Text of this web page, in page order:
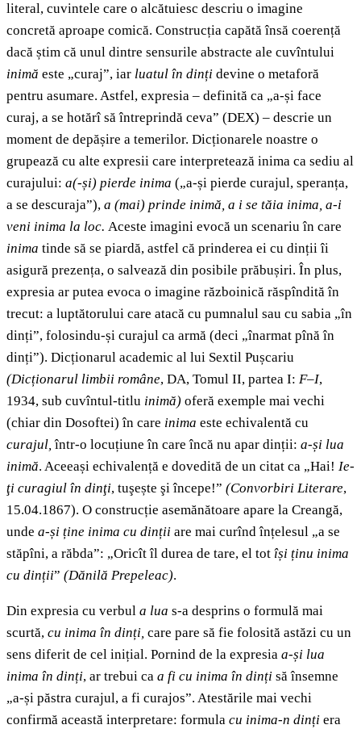
literal, cuvintele care o alcătuiesc descriu o imagine
concretă aproape comică. Construcția capătă însă coerență
dacă știm că unul dintre sensurile abstracte ale cuvîntului
inimă este „curaj”, iar luatul în dinți devine o metaforă
pentru asumare. Astfel, expresia – definită ca „a-și face
curaj, a se hotărî să întreprindă ceva” (DEX) – descrie un
moment de depășire a temerilor. Dicționarele noastre o
grupează cu alte expresii care interpretează inima ca sediu al
curajului: a(-și) pierde inima („a-și pierde curajul, speranța,
a se descuraja”), a (mai) prinde inimă, a i se tăia inima, a-i
veni inima la loc. Aceste imagini evocă un scenariu în care
inima tinde să se piardă, astfel că prinderea ei cu dinții îi
asigură prezența, o salvează din posibile prăbușiri. În plus,
expresia ar putea evoca o imagine războinică răspîndită în
trecut: a luptătorului care atacă cu pumnalul sau cu sabia „în
dinți”, folosindu-și curajul ca armă (deci „înarmat pînă în
dinți”). Dicționarul academic al lui Sextil Pușcariu
(Dicționarul limbii române, DA, Tomul II, partea I: F–I,
1934, sub cuvîntul-titlu inimă) oferă exemple mai vechi
(chiar din Dosoftei) în care inima este echivalentă cu
curajul, într-o locuțiune în care încă nu apar dinții: a-și lua
inimă. Aceeași echivalență e dovedită de un citat ca „Hai! Ie-
ţi curagiul în dinţi, tuşește şi începe!” (Convorbiri Literare,
15.04.1867). O construcție asemănătoare apare la Creangă,
unde a-și ține inima cu dinții are mai curînd înțelesul „a se
stăpîni, a răbda”: „Oricît îl durea de tare, el tot își ținu inima
cu dinții” (Dănilă Prepeleac).
Din expresia cu verbul a lua s-a desprins o formulă mai
scurtă, cu inima în dinți, care pare să fie folosită astăzi cu un
sens diferit de cel inițial. Pornind de la expresia a-și lua
inima în dinți, ar trebui ca a fi cu inima în dinți să însemne
„a-și păstra curajul, a fi curajos”. Atestările mai vechi
confirmă această interpretare: formula cu inima-n dinți era